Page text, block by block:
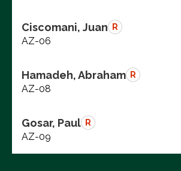
Ciscomani, Juan R
AZ-06
Hamadeh, Abraham R
AZ-08
Gosar, Paul R
AZ-09